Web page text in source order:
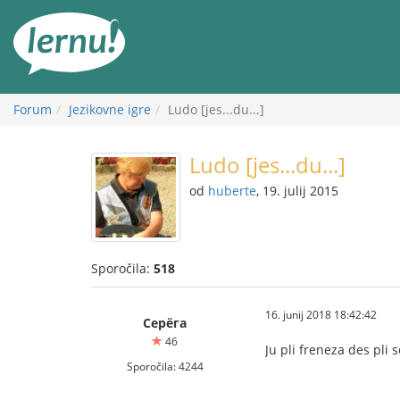
vsebini
Forum Jezikovne igre Ludo [jes...du...]
Ludo [jes...du...]
od huberte, 19. julij 2015
Sporočila: 518
Серёга
46
Sporočila: 4244
16. junij 2018 18:42:42
Ju pli freneza des pli